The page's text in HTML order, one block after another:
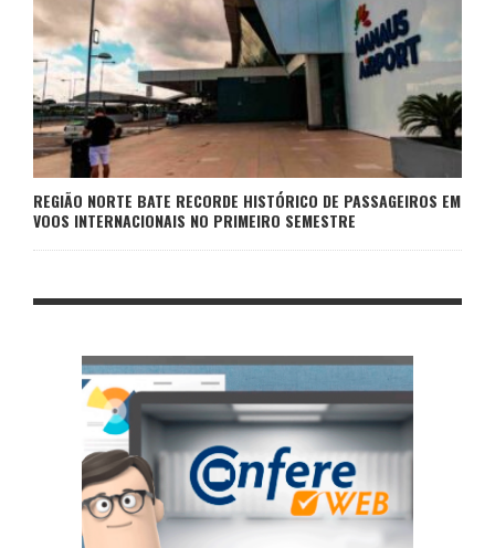
REGIÃO NORTE BATE RECORDE HISTÓRICO DE PASSAGEIROS EM
VOOS INTERNACIONAIS NO PRIMEIRO SEMESTRE